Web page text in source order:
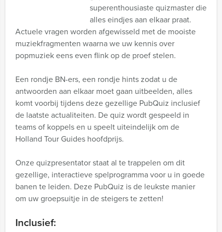
superenthousiaste quizmaster die
alles eindjes aan elkaar praat.
Actuele vragen worden afgewisseld met de mooiste
muziekfragmenten waarna we uw kennis over
popmuziek eens even flink op de proef stelen.
Een rondje BN-ers, een rondje hints zodat u de
antwoorden aan elkaar moet gaan uitbeelden, alles
komt voorbij tijdens deze gezellige PubQuiz inclusief
de laatste actualiteiten. De quiz wordt gespeeld in
teams of koppels en u speelt uiteindelijk om de
Holland Tour Guides hoofdprijs.
Onze quizpresentator staat al te trappelen om dit
gezellige, interactieve spelprogramma voor u in goede
banen te leiden. Deze PubQuiz is de leukste manier
om uw groepsuitje in de steigers te zetten!
Inclusief: